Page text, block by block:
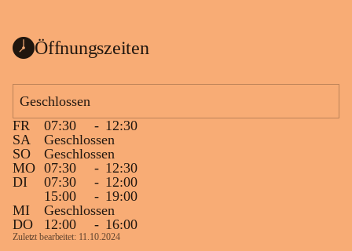
Öffnungszeiten
Geschlossen
FR
07:30 - 12:30
SA
Geschlossen
SO
Geschlossen
MO 07:30 - 12:30
DI
07:30 - 12:00
15:00
- 19:00
MI
Geschlossen
DO
12:00 - 16:00
Zuletzt bearbeitet: 11.10.2024